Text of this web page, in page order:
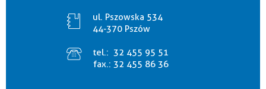
ul. Pszowska 534
44-370 Pszów
tel.: 32 455 95 51
fax.: 32 455 86 36